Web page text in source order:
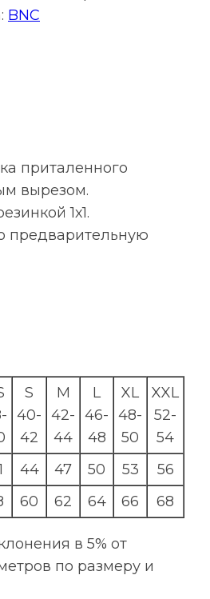
BNC
приталенного
вырезом.
1х1.
предварительную
S
40-
42
M
42-
44
L
46-
48
XL
48-
50
XXL
52-
54
44 47 50 53
56
60 62 64 66 68
в 5% от
по размеру и